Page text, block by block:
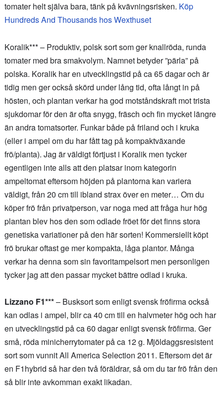
tomater helt själva bara, tänk på kvävningsrisken. Köp
Hundreds And Thousands hos Wexthuset
Koralik*** – Produktiv, polsk sort som ger knallröda, runda
tomater med bra smakvolym. Namnet betyder ”pärla” på
polska. Koralik har en utvecklingstid på ca 65 dagar och är
tidig men ger också skörd under lång tid, ofta långt in på
hösten, och plantan verkar ha god motståndskraft mot trista
sjukdomar för den är ofta snygg, fräsch och fin mycket längre
än andra tomatsorter. Funkar både på friland och i kruka
(eller i ampel om du har fått tag på kompaktväxande
frö/planta). Jag är väldigt förtjust i Koralik men tycker
egentligen inte alls att den platsar inom kategorin
ampeltomat eftersom höjden på plantorna kan variera
väldigt, från 20 cm till ibland strax över en meter… Om du
köper frö från privatperson, var noga med att fråga hur hög
plantan blev hos den som odlade fröet för det finns stora
genetiska variationer på den här sorten! Kommersiellt köpt
frö brukar oftast ge mer kompakta, låga plantor. Många
verkar ha denna som sin favoritampelsort men personligen
tycker jag att den passar mycket bättre odlad i kruka.
Lizzano F1***– Busksort som enligt svensk fröfirma också
kan odlas i ampel, blir ca 40 cm till en halvmeter hög och har
en utvecklingstid på ca 60 dagar enligt svensk fröfirma. Ger
små, röda minicherrytomater på ca 12 g. Mjöldaggsresistent
sort som vunnit All America Selection 2011. Eftersom det är
en F1hybrid så har den två föräldrar, så om du tar frö från den
så blir inte avkomman exakt likadan.